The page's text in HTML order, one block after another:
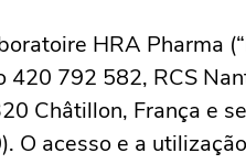
HRA Pharma
420 792 582, RCS
Châtillon, França e
O acesso e a utilização